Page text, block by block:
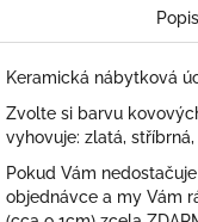
Popis
Keramická nábytková
Zvolte si barvu
vyhovuje: zlatá,
Pokud Vám
objednávce a my Vám